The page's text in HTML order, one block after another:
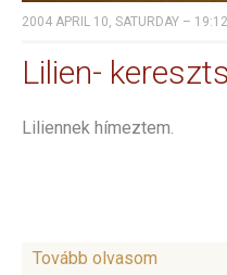
2004 APRIL 10, SATURDAY – 19:12
Lilien-
Liliennek hímeztem.
Tovább olvasom